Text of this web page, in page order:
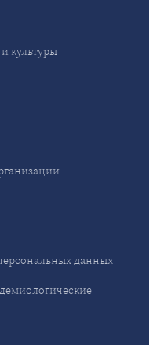
культуры
данных